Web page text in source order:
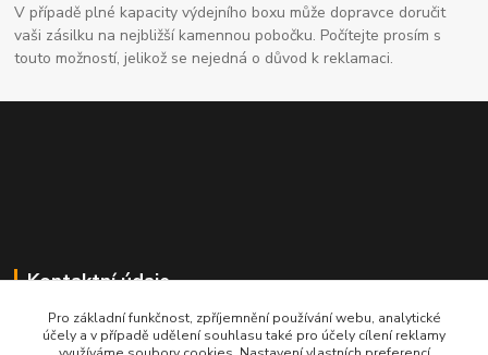
V případě plné kapacity výdejního boxu může dopravce doručit
vaši zásilku na nejbližší kamennou pobočku. Počítejte prosím s
touto možností, jelikož se nejedná o důvod k reklamaci.
Kontaktní údaje
704691325
Pro základní funkčnost, zpříjemnění používání webu, analytické
účely a v případě udělení souhlasu také pro účely cílení reklamy